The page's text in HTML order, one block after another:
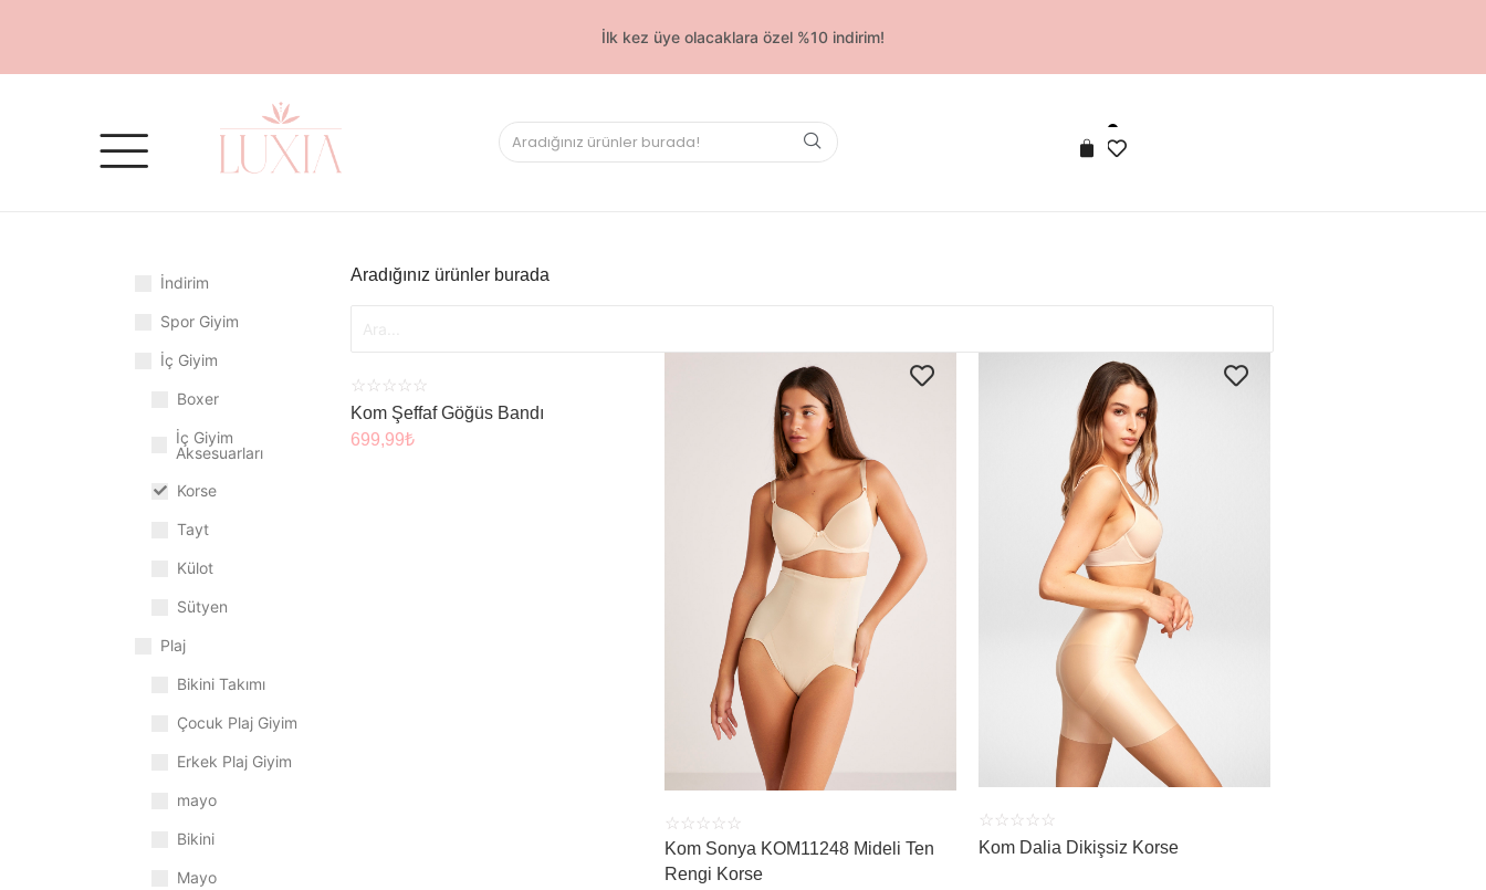
İlk kez üye olacaklara özel %10 indirim!
İndirim
Spor Giyim
İç Giyim
Boxer
İç Giyim
Aksesuarları
Korse
Tayt
Külot
Sütyen
Plaj
Bikini Takımı
Çocuk Plaj Giyim
Erkek Plaj Giyim
mayo
Bikini
Mayo
Aradığınız ürünler burada
☆ ☆ ☆ ☆ ☆
Kom Şeffaf Göğüs Bandı
699,99₺
ÜRÜNÜ İNCELE
☆ ☆ ☆ ☆ ☆
Kom Sonya KOM11248 Mideli Ten
Rengi Korse
ÜRÜNÜ İNCELE
☆ ☆ ☆ ☆ ☆
Kom Dalia Dikişsiz Korse